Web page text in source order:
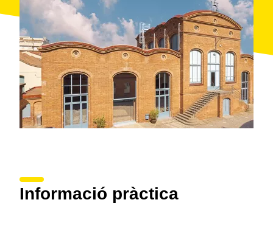
Informació pràctica